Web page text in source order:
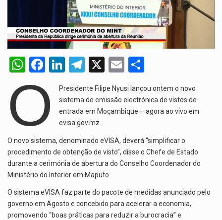
De acordo com as autoridades de saúde da Faixa de…
O Senado dos Estados Unidos aprovou, no dia 7 de…
W
h
at
A
p
p
F
ce
b
o
k
Li
ke
dI
n
T
el
e
gr
a
m
X
E
m
ail ar
e
O
Presidente Filipe Nyusi lançou ontem o novo
sistema de emissão electrónica de vistos de
entrada em Moçambique – agora ao vivo em
evisa.gov.mz.
O novo sistema, denominado eVISA, deverá “simplificar o
procedimento de obtenção de visto”, disse o Chefe de Estado
durante a cerimónia de abertura do Conselho Coordenador do
Ministério do Interior em Maputo.
O sistema eVISA faz parte do pacote de medidas anunciado pelo
governo em Agosto e concebido para acelerar a economia,
promovendo “boas práticas para reduzir a burocracia” e